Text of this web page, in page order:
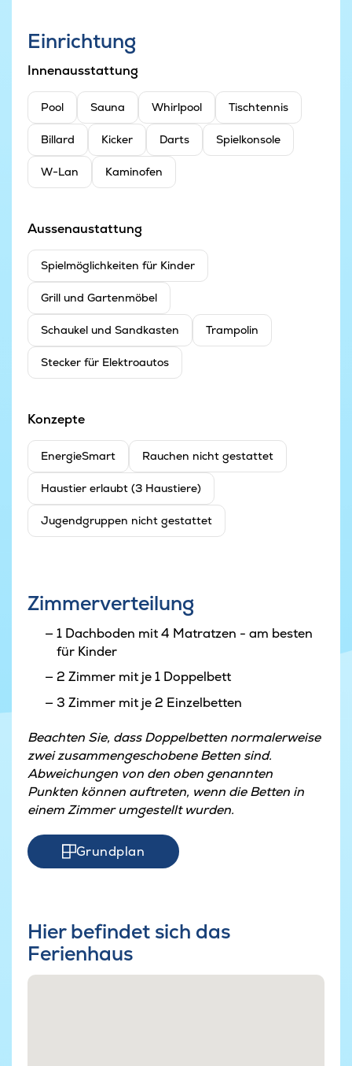
Einrichtung
Innenausstattung
Pool Sauna Whirlpool Tischtennis
Billard Kicker Darts Spielkonsole
W-Lan Kaminofen
Aussenaustattung
Spielmöglichkeiten für Kinder
Grill und Gartenmöbel
Schaukel und Sandkasten Trampolin
Stecker für Elektroautos
Konzepte
EnergieSmart Rauchen nicht gestattet
Haustier erlaubt (3 Haustiere)
Jugendgruppen nicht gestattet
Zimmerverteilung
1 Dachboden mit 4 Matratzen - am besten
für Kinder
2 Zimmer mit je 1 Doppelbett
3 Zimmer mit je 2 Einzelbetten
Beachten Sie, dass Doppelbetten normalerweise
zwei zusammengeschobene Betten sind.
Abweichungen von den oben genannten
Punkten können auftreten, wenn die Betten in
einem Zimmer umgestellt wurden.
Grundplan
Hier befindet sich das
Ferienhaus